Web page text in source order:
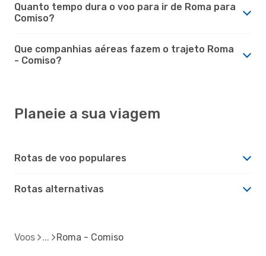
Quanto tempo dura o voo para ir de Roma para
Comiso?
Que companhias aéreas fazem o trajeto Roma
- Comiso?
Planeie a sua viagem
Rotas de voo populares
Rotas alternativas
Voos Roma - Comiso